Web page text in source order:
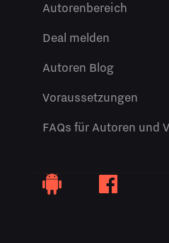
Autorenbereich
Deal melden
Autoren Blog
Voraussetzungen
FAQs für Autoren und